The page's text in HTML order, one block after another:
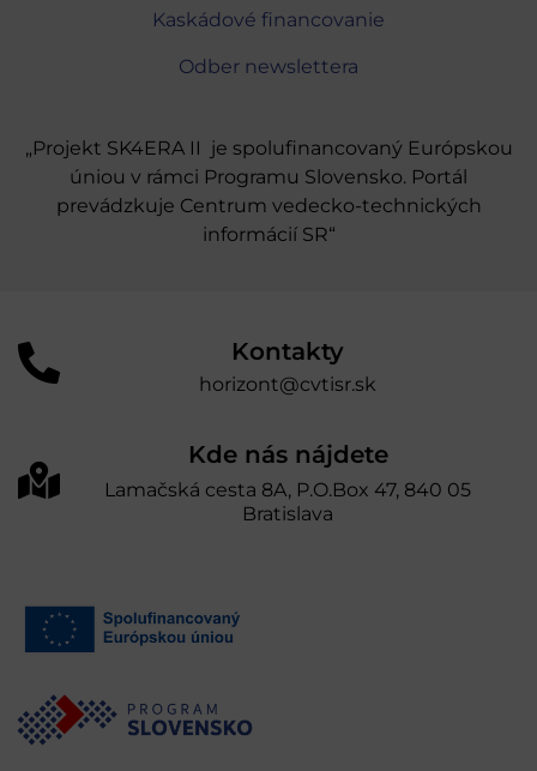
Kaskádové financovanie
Odber newslettera
„Projekt SK4ERA II je spolufinancovaný Európskou
úniou v rámci Programu Slovensko. Portál
prevádzkuje Centrum vedecko-technických
informácií SR“
Kontakty
horizont@cvtisr.sk
Kde nás nájdete
Lamačská cesta 8A, P.O.Box 47, 840 05
Bratislava